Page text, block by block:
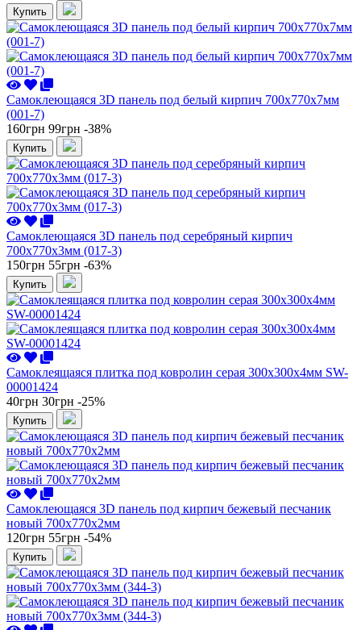
Купить
Самоклеющаяся 3D панель под белый кирпич 700x770x7мм
(001-7)
160грн 99грн -38%
Купить
Самоклеющаяся 3D панель под серебряный кирпич
700x770x3мм (017-3)
150грн 55грн -63%
Купить
Самоклеящаяся плитка под ковролин серая 300х300х4мм SW-
00001424
40грн 30грн -25%
Купить
Самоклеющаяся 3D панель под кирпич бежевый песчаник
новый 700x770x2мм
120грн 55грн -54%
Купить